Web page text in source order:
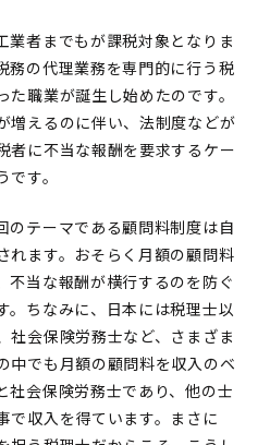
業者までもが課税対象となりま
務の代理業務を専門的に行う税
職業が誕生し始めたのです。
増えるのに伴い、法制度などが
者に不当な報酬を要求するケー
す。
テーマである顧問料制度は自
れます。おそらく月額の顧問料
不当な報酬が横行するのを防ぐ
。ちなみに、日本には税理士以
社会保険労務士など、さまざま
中でも月額の顧問料を収入のベ
社会保険労務士であり、他の士
で収入を得ています。まさに